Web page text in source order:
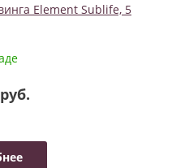
Element Sublife, 5